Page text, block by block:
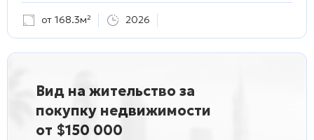
от 168.3м² 2026
Вид на жительство за
покупку недвижимости
от $150 000